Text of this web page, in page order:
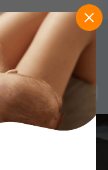
Установить
Чат